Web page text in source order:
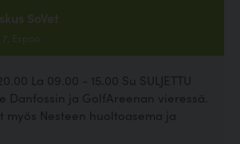
SoVet
Espoo
La 09.00 - 15.00 Su SULJETTU
Danfossin ja GolfAreenan vieressä.
myös Nesteen huoltoasema ja